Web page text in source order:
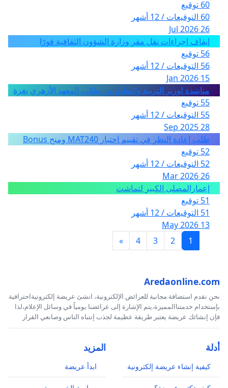
60 توقيع
60 التوقيعات / 12 أشهر
26 Jul 2026
إيقاف إجراءات نقل مقر وزارة الشؤون الثقافية فورًا
56 توقيع
56 التوقيعات / 12 أشهر
15 Jan 2026
مناشدة لوزير التربية والتعليم من طلاب المعهد الأزهري بغزة
55 توقيع
55 التوقيعات / 12 أشهر
28 Sep 2025
طلب إعادة النظر في تقييم اختبار MAT240 ومنح Bonus
52 توقيع
52 التوقيعات / 12 أشهر
26 Mar 2026
إعمارالمصلى الكبير لتماشت
51 توقيع
51 التوقيعات / 12 أشهر
13 May 2026
1
2
3
4
»
Aredaonline.com
نحن نقدم استضافة مجانية للعرائض الإلكترونية، انشئ عريضة إلكترونيةاحترافية
بإستخدام خدمتناالمميزة،يتم الإشارة إلى عرائضنا يومياً في وسائل الإعلام،لذا
فإن إنشائك عريضة يعتبر طريقة عظيمة لجذب إنتباه الناس وصانعي القرار
أدلة
كيفية إنشاء عريضة إلكترونية
المزيد
ابدأ عريضة